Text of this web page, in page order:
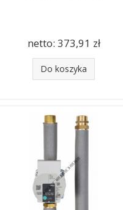
netto: 373,91 zł
Do koszyka